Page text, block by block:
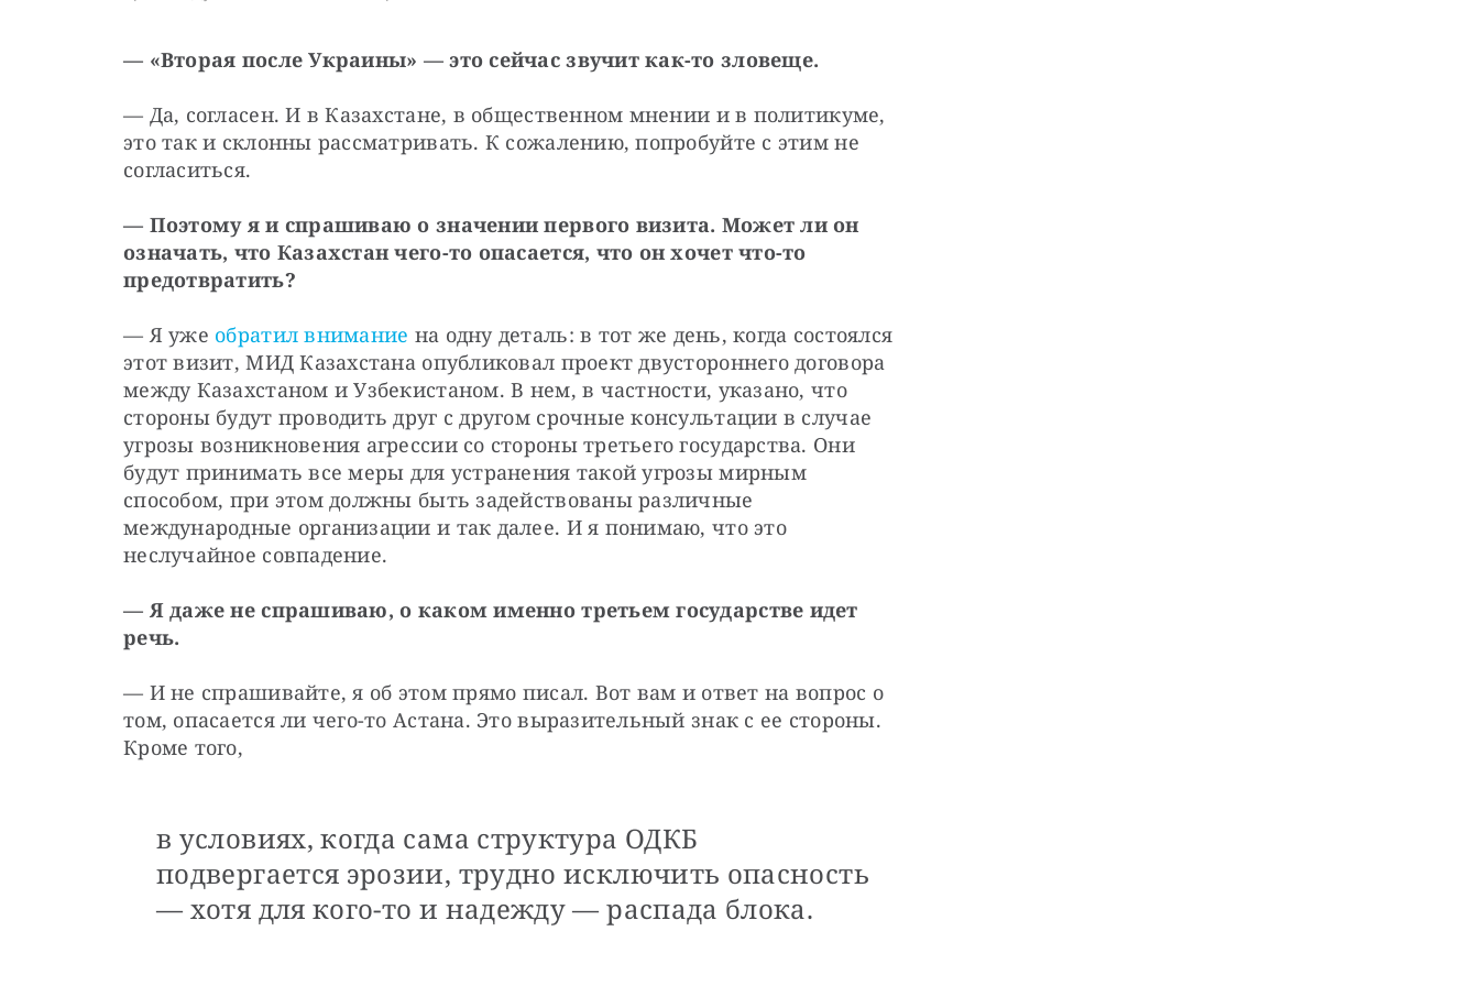
— «Вторая после Украины» — это сейчас звучит как-то зловеще.
— Да, согласен. И в Казахстане, в общественном мнении и в политикуме,
это так и склонны рассматривать. К сожалению, попробуйте с этим не
согласиться.
— Поэтому я и спрашиваю о значении первого визита. Может ли он
означать, что Казахстан чего-то опасается, что он хочет что-то
предотвратить?
— Я уже обратил внимание на одну деталь: в тот же день, когда состоялся
этот визит, МИД Казахстана опубликовал проект двустороннего договора
между Казахстаном и Узбекистаном. В нем, в частности, указано, что
стороны будут проводить друг с другом срочные консультации в случае
угрозы возникновения агрессии со стороны третьего государства. Они
будут принимать все меры для устранения такой угрозы мирным
способом, при этом должны быть задействованы различные
международные организации и так далее. И я понимаю, что это
неслучайное совпадение.
— Я даже не спрашиваю, о каком именно третьем государстве идет
речь.
— И не спрашивайте, я об этом прямо писал. Вот вам и ответ на вопрос о
том, опасается ли чего-то Астана. Это выразительный знак с ее стороны.
Кроме того,
в условиях, когда сама структура ОДКБ
подвергается эрозии, трудно исключить опасность
— хотя для кого-то и надежду — распада блока.